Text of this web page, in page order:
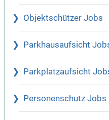
Objektschützer Jobs
Parkhausaufsicht
Parkplatzaufsicht
Personenschutz Jobs